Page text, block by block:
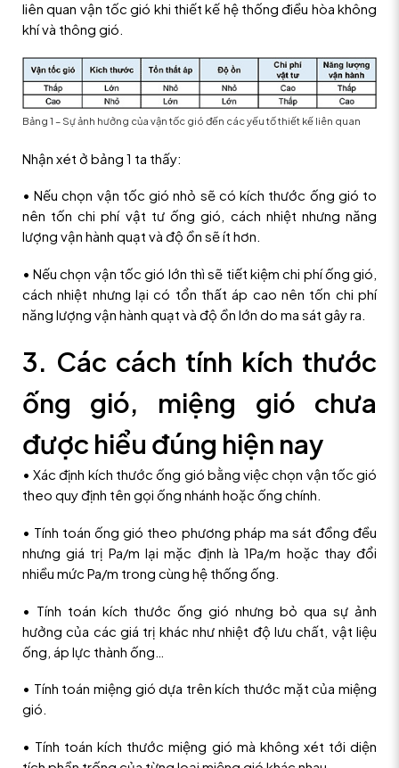
liên quan vận tốc gió khi thiết kế hệ thống điều hòa không
khí và thông gió.
Bảng 1 – Sự ảnh hưởng của vận tốc gió đến các yếu tố thiết kế liên quan
Nhận xét ở bảng 1 ta thấy:
• Nếu chọn vận tốc gió nhỏ sẽ có kích thước ống gió to
nên tốn chi phí vật tư ống gió, cách nhiệt nhưng năng
lượng vận hành quạt và độ ồn sẽ ít hơn.
• Nếu chọn vận tốc gió lớn thì sẽ tiết kiệm chi phí ống gió,
cách nhiệt nhưng lại có tổn thất áp cao nên tốn chi phí
năng lượng vận hành quạt và độ ồn lớn do ma sát gây ra.
3. Các cách tính kích thước
ống gió, miệng gió chưa
được hiểu đúng hiện nay
• Xác định kích thước ống gió bằng việc chọn vận tốc gió
theo quy định tên gọi ống nhánh hoặc ống chính.
• Tính toán ống gió theo phương pháp ma sát đồng đều
nhưng giá trị Pa/m lại mặc định là 1Pa/m hoặc thay đổi
nhiều mức Pa/m trong cùng hệ thống ống.
• Tính toán kích thước ống gió nhưng bỏ qua sự ảnh
hưởng của các giá trị khác như nhiệt độ lưu chất, vật liệu
ống, áp lực thành ống…
• Tính toán miệng gió dựa trên kích thước mặt của miệng
gió.
• Tính toán kích thước miệng gió mà không xét tới diện